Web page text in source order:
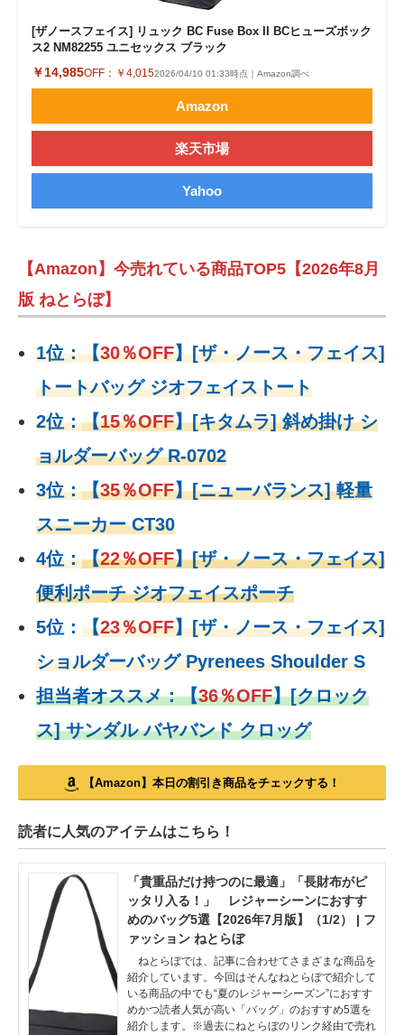
[ザノースフェイス] リュック BC Fuse Box II BCヒューズボック
ス2 NM82255 ユニセックス ブラック
￥14,985OFF： ￥4,0152026/04/10 01:33時点｜Amazon調べ
Amazon
楽天市場
Yahoo
【Amazon】今売れている商品TOP5【2026年8月
版 ねとらぼ】
1位：【30％OFF】[ザ・ノース・フェイス]
トートバッグ ジオフェイストート
2位：【15％OFF】[キタムラ] 斜め掛け シ
ョルダーバッグ R-0702
3位：【35％OFF】[ニューバランス] 軽量
スニーカー CT30
4位：【22％OFF】[ザ・ノース・フェイス]
便利ポーチ ジオフェイスポーチ
5位： 【23％OFF】[ザ・ノース・フェイス]
ショルダーバッグ Pyrenees Shoulder S
担当者オススメ：【36％OFF】[クロック
ス] サンダル バヤバンド クロッグ
【Amazon】本日の割引き商品をチェックする！
読者に人気のアイテムはこちら！
「貴重品だけ持つのに最適」「長財布がピ
ッタリ入る！」 レジャーシーンにおすす
めのバッグ5選【2026年7月版】（1/2） | フ
ァッション ねとらぼ
ねとらぼでは、記事に合わせてさまざまな商品を
紹介しています。今回はそんなねとらぼで紹介して
いる商品の中でも“夏のレジャーシーズン”におすす
めかつ読者人気が高い「バッグ」のおすすめ5選を
紹介します。※過去にねとらぼのリンク経由で売れ